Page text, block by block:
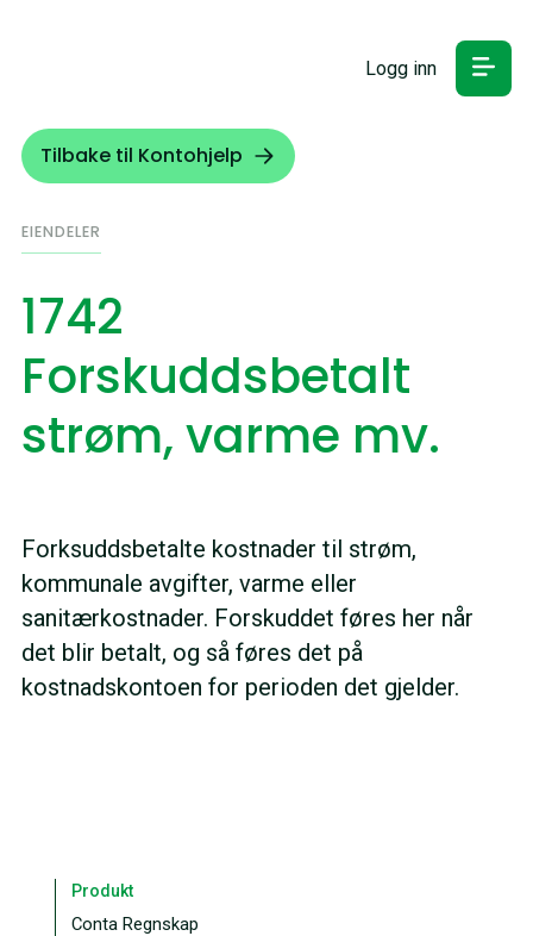
Logg inn
Tilbake til Kontohjelp
EIENDELER
1742
Forskuddsbetalt
strøm, varme mv.
Forksuddsbetalte kostnader til strøm,
kommunale avgifter, varme eller
sanitærkostnader. Forskuddet føres her når
det blir betalt, og så føres det på
kostnadskontoen for perioden det gjelder.
Produkt
Conta Regnskap